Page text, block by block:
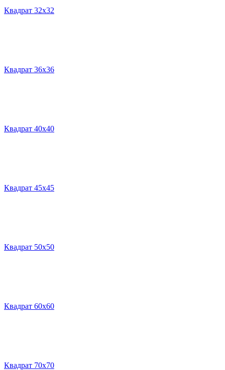
Квадрат 32х32
Квадрат 36х36
Квадрат 40х40
Квадрат 45х45
Квадрат 50х50
Квадрат 60х60
Квадрат 70х70